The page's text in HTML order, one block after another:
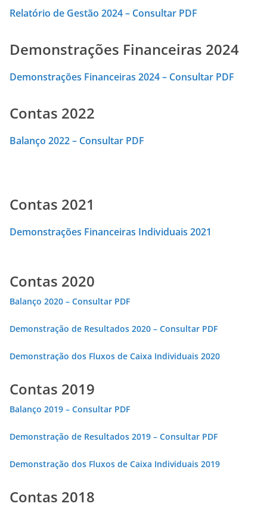
Relatório de Gestão 2024 – Consultar PDF
Demonstrações Financeiras 2024
Demonstrações Financeiras 2024 – Consultar PDF
Contas 2022
Balanço 2022 – Consultar PDF
Contas 2021
Demonstrações Financeiras Individuais 2021
Contas 2020
Balanço 2020 – Consultar PDF
Demonstração de Resultados 2020 – Consultar PDF
Demonstração dos Fluxos de Caixa Individuais 2020
Contas 2019
Balanço 2019 – Consultar PDF
Demonstração de Resultados 2019 – Consultar PDF
Demonstração dos Fluxos de Caixa Individuais 2019
Contas 2018